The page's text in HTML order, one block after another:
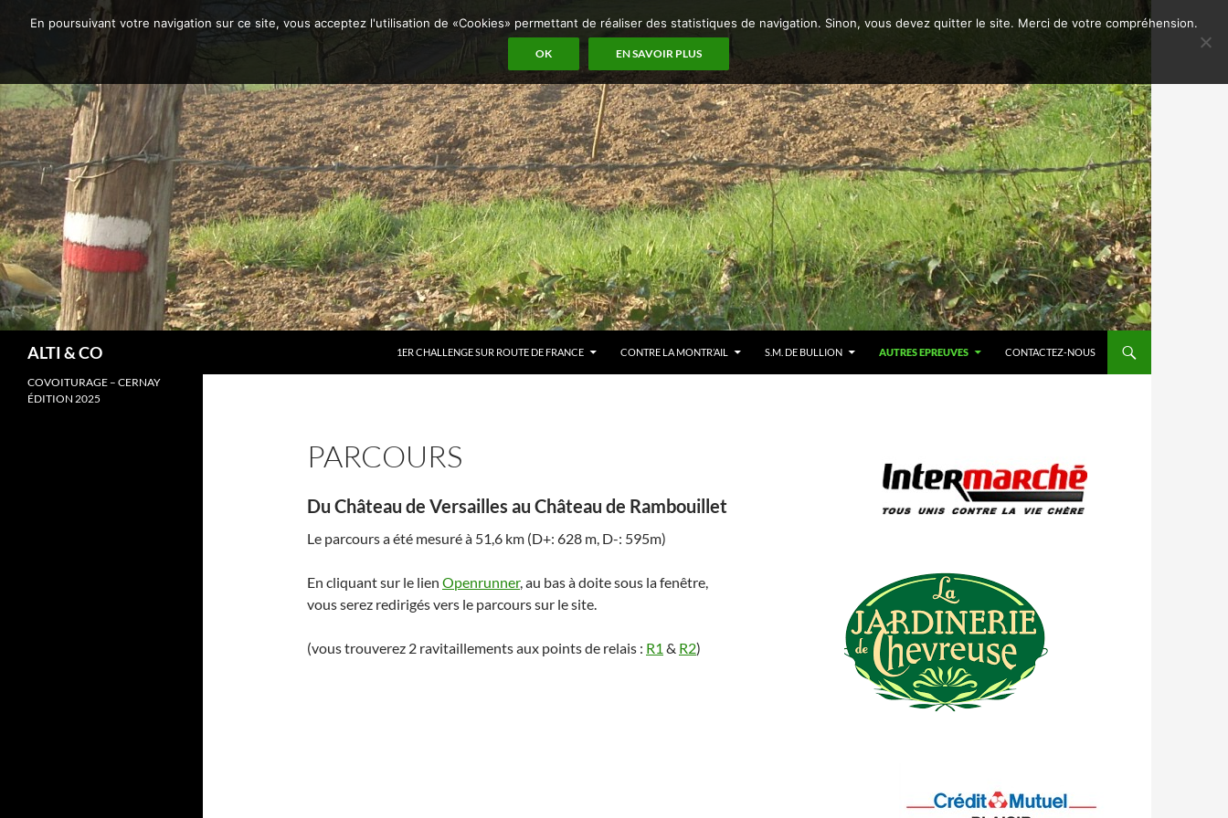
ALTI & CO 1ER CHALLENGE SUR ROUTE DE FRANCE CONTRE LA MONTR’AIL S.M. DE BULLION AUTRES EPREUVES CONTACTEZ-NOUS
PARCOURS
Du Château de Versailles au Château de Rambouillet
Le parcours a été mesuré à 51,6 km (D+: 628 m, D-: 595m)
En cliquant sur le lien Openrunner, au bas à doite sous la fenêtre,
vous serez redirigés vers le parcours sur le site.
(vous trouverez 2 ravitaillements aux points de relais : R1 & R2)
COVOITURAGE – CERNAY
ÉDITION 2025
En poursuivant votre navigation sur ce site, vous acceptez l'utilisation de «Cookies» permettant de réaliser des statistiques de navigation. Sinon, vous devez quitter le site. Merci de votre compréhension.
OK EN SAVOIR PLUS